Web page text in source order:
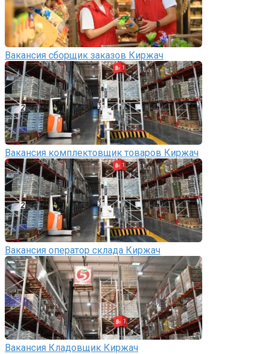
Вакансия сборщик заказов Киржач
Вакансия комплектовщик товаров Киржач
Вакансия оператор склада Киржач
Вакансия Кладовщик Киржач